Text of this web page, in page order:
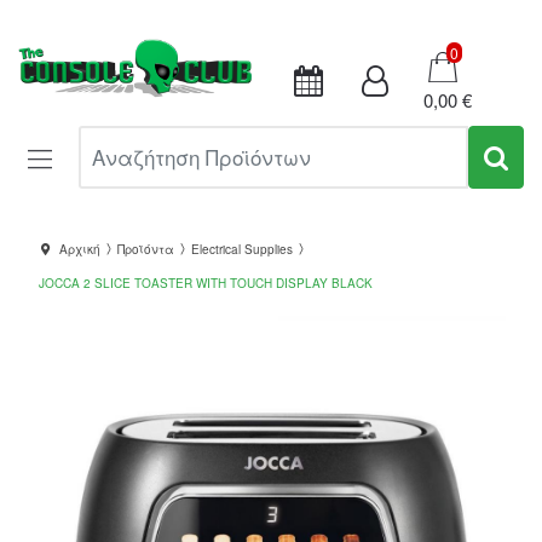
Καλάθι
0
0,00 €
Αρχική Προϊόντα
Electrical Supplies
JOCCA 2 SLICE TOASTER WITH TOUCH DISPLAY BLACK